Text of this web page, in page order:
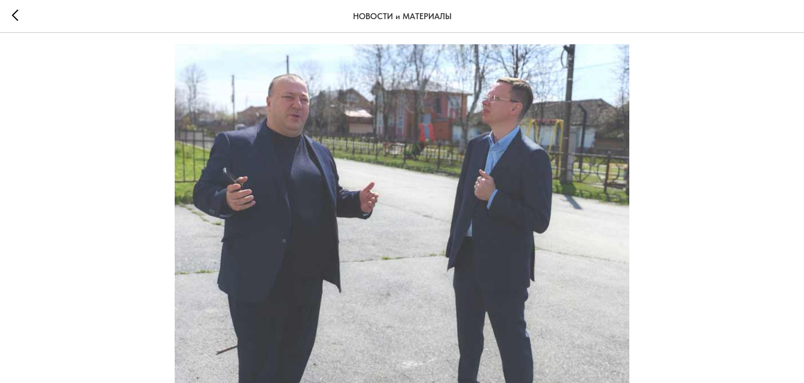
НОВОСТИ и МАТЕРИАЛЫ
Забота о малых селах